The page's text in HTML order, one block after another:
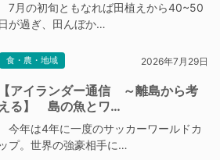
7月の初旬ともなれば田植えから40~50
日が過ぎ、田んぼか…
食・農・地域 2026年7月29日
【アイランダー通信 ～離島から考
える】 島の魚とワ…
今年は4年に一度のサッカーワールドカ
ップ。世界の強豪相手に…